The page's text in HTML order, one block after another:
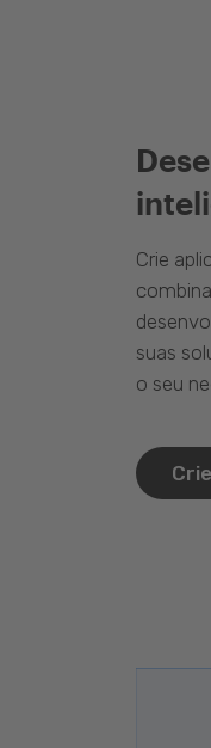
Crie
suas
o seu